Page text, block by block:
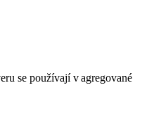
se používají v agregované